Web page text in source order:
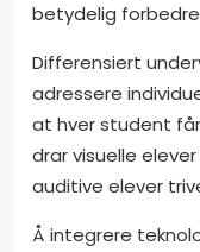
betydelig
Differensiert
adressere
at hver student
drar visuelle
auditive elever
Å integrere